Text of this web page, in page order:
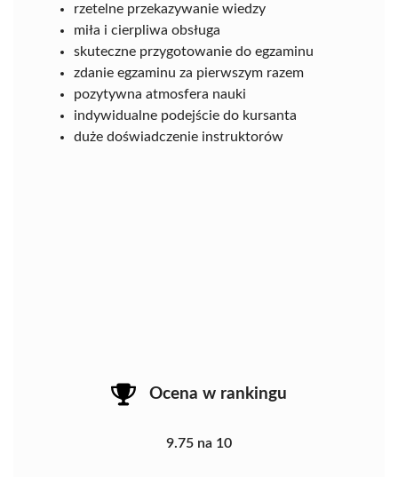
rzetelne przekazywanie wiedzy
miła i cierpliwa obsługa
skuteczne przygotowanie do egzaminu
zdanie egzaminu za pierwszym razem
pozytywna atmosfera nauki
indywidualne podejście do kursanta
duże doświadczenie instruktorów
Ocena w rankingu
9.75 na 10